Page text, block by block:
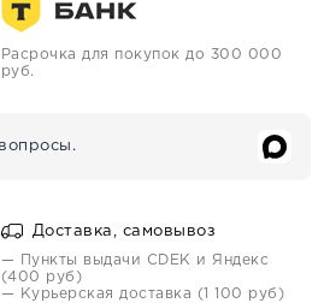
Расрочка для покупок до 300 000
руб.
Доставка, самовывоз
— Пункты выдачи CDEK и Яндекс
(400 руб)
— Курьерская доставка (1 100 руб)